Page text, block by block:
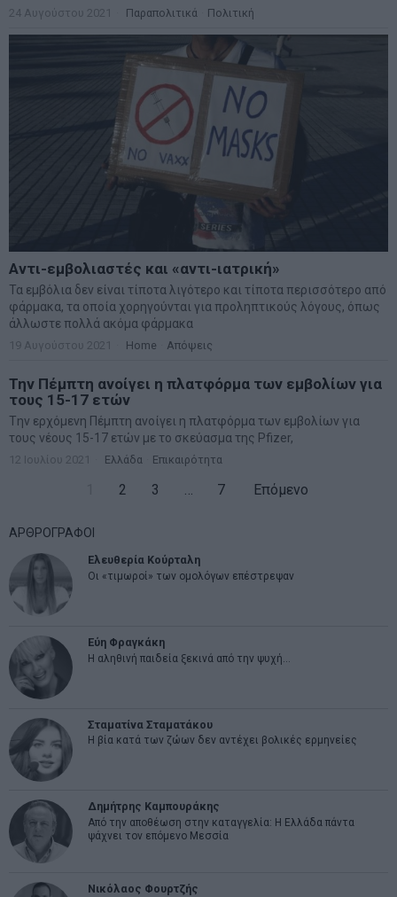
24 Αυγούστου 2021 Παραπολιτικά Πολιτική
Αντι-εμβολιαστές και «αντι-ιατρική»
Τα εμβόλια δεν είναι τίποτα λιγότερο και τίποτα περισσότερο από
φάρμακα, τα οποία χορηγούνται για προληπτικούς λόγους, όπως
άλλωστε πολλά ακόμα φάρμακα
19 Αυγούστου 2021 Home Απόψεις
Την Πέμπτη ανοίγει η πλατφόρμα των εμβολίων για
τους 15-17 ετών
Tην ερχόμενη Πέμπτη ανοίγει η πλατφόρμα των εμβολίων για
τους νέους 15-17 ετών με το σκεύασμα της Pfizer,
12 Ιουλίου 2021 Ελλάδα Επικαιρότητα
2 3 … 7 Επόμενο
ΑΡΘΡΟΓΡΑΦΟΙ
Ελευθερία Κούρταλη
Οι «τιμωροί» των ομολόγων επέστρεψαν
Εύη Φραγκάκη
Η αληθινή παιδεία ξεκινά από την ψυχή…
Σταματίνα Σταματάκου
Η βία κατά των ζώων δεν αντέχει βολικές ερμηνείες
Δημήτρης Καμπουράκης
Από την αποθέωση στην καταγγελία: Η Ελλάδα πάντα
ψάχνει τον επόμενο Μεσσία
Νικόλαος Φουρτζής